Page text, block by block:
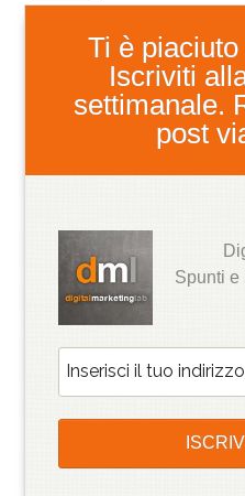
Ti è
Iscriviti
settimanale.
post
Spunti e